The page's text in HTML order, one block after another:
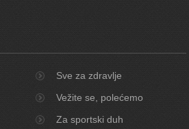
Sve za zdravlje
Vežite se, polećemo
Za sportski duh